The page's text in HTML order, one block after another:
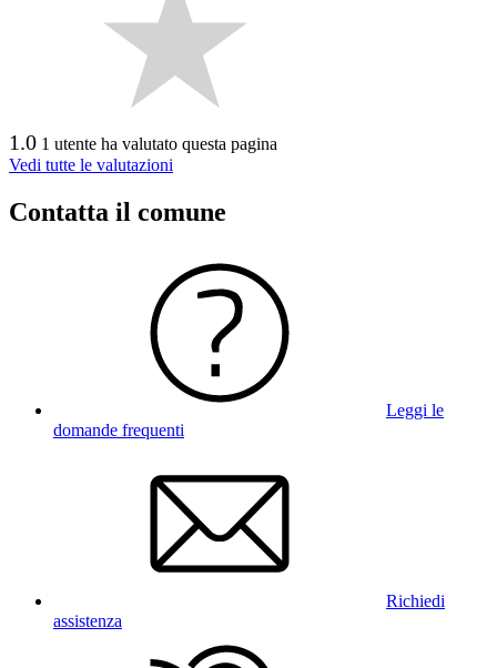
1.0 1 utente ha valutato questa pagina
Vedi tutte le valutazioni
Contatta il comune
Leggi le
domande frequenti
Richiedi
assistenza